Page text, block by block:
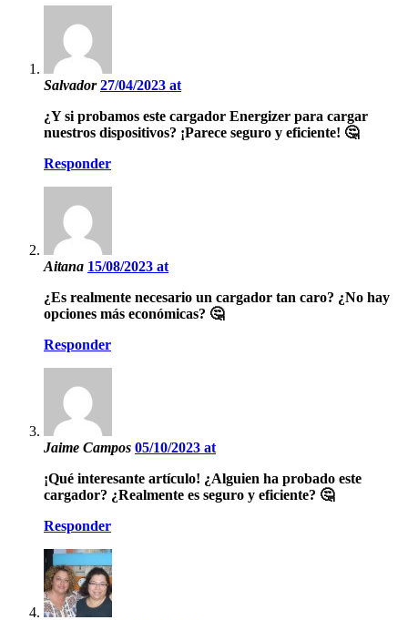
Salvador27/04/2023 at
¿Y si probamos este cargador Energizer para cargar
nuestros dispositivos? ¡Parece seguro y eficiente! 🤔
Responder
Aitana 15/08/2023 at
¿Es realmente necesario un cargador tan caro? ¿No hay
opciones más económicas? 🤔
Responder
Jaime Campos 05/10/2023 at
¡Qué interesante artículo! ¿Alguien ha probado este
cargador? ¿Realmente es seguro y eficiente? 🤔
Responder